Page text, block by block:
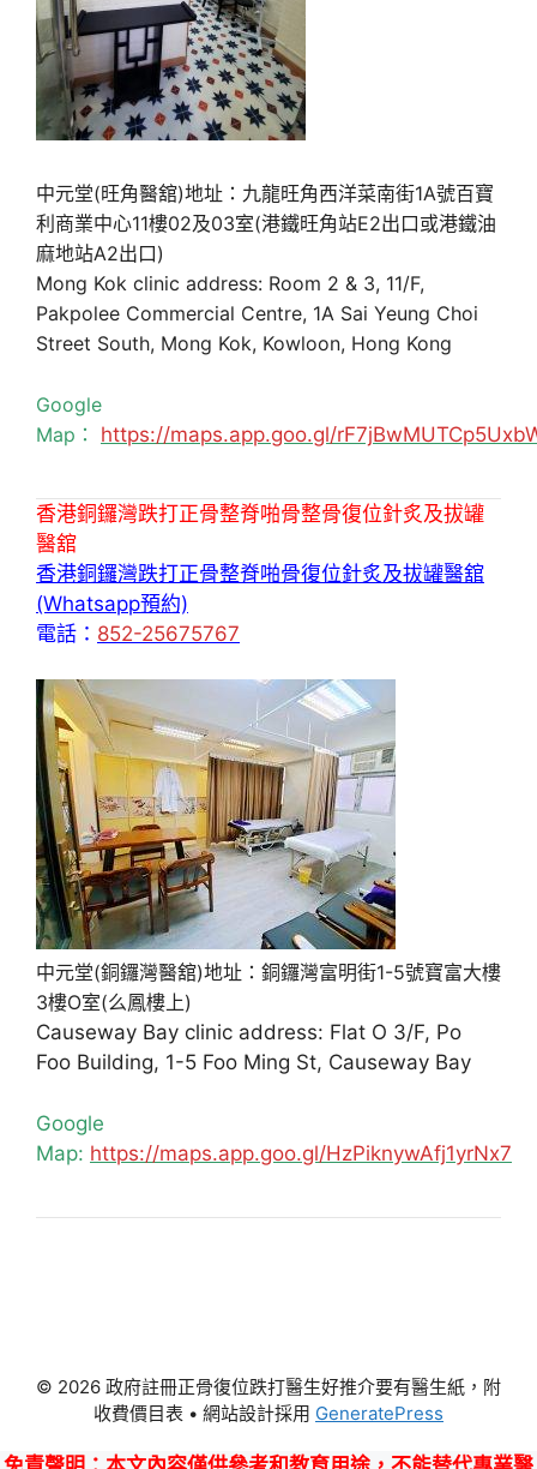
中元堂(旺角醫舘)地址：九龍旺角西洋菜南街1A號百寶
利商業中心11樓02及03室(港鐵旺角站E2出口或港鐵油
麻地站A2出口)
Mong Kok clinic address: Room 2 & 3, 11/F,
Pakpolee Commercial Centre, 1A Sai Yeung Choi
Street South, Mong Kok, Kowloon, Hong Kong
Google
Map： https://maps.app.goo.gl/
香港銅鑼灣跌打正骨整脊啪骨整骨復位針炙及拔罐
醫舘
香港銅鑼灣跌打正骨整脊啪骨復位針炙及拔罐醫舘
(Whatsapp預約)
電話： 852-25675767
中元堂(銅鑼灣醫舘)地址：銅鑼灣富明街1-5號寶富大樓
3樓O室(么鳳樓上)
Causeway Bay clinic address: Flat O 3/F, Po
Foo Building, 1-5 Foo Ming St, Causeway Bay
Google
Map: https://maps.app.goo.gl/HzPiknywAfj1yrNx7
© 2026 政府註冊正骨復位跌打醫生好推介要有醫生紙，附
收費價目表 • 網站設計採用 GeneratePress